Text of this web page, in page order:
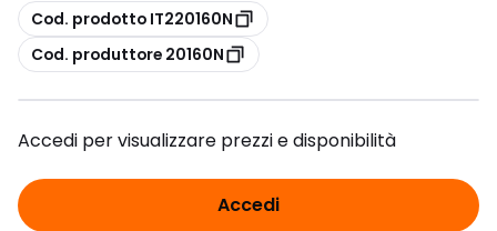
copia
Cod. prodotto IT220160N
copia
Cod. produttore 20160N
Accedi per visualizzare prezzi e disponibilità
Accedi